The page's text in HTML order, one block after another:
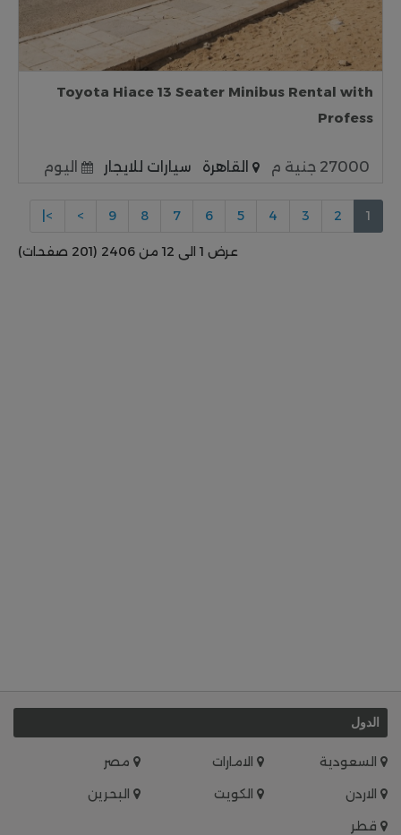
Toyota Hiace 13 Seater Minibus Rental with
Profess
27000 جنية م القاهرة سيارات للايجار اليوم
1
2
3
4
5
6
7
8
9
>
>|
عرض 1 الى 12 من 2406 (201 صفحات)
الدول
السعودية الامارات
مصر
الاردن
الكويت
البحرين
قطر